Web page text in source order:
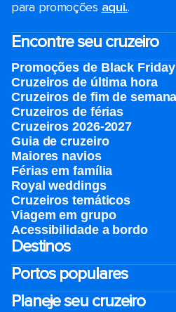
para promoções aqui..
Encontre seu cruzeiro
Promoções de Black Friday
Cruzeiros de última hora
Cruzeiros de fim de semana
Cruzeiros de férias
Cruzeiros 2026-2027
Guia de cruzeiro
Maiores navios
Férias em família
Royal weddings
Cruzeiros temáticos
Viagem em grupo
Acessibilidade a bordo
Destinos
Portos populares
Planeje seu cruzeiro